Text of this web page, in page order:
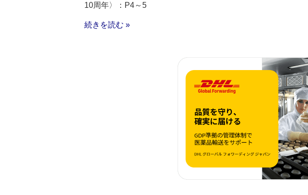
10周年〉：P4～5
続きを読む »